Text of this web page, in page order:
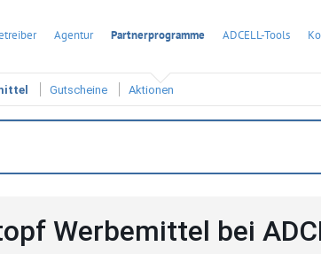
Agentur Partnerprogramme ADCELL-Tools
Gutscheine Aktionen
Werbemittel bei